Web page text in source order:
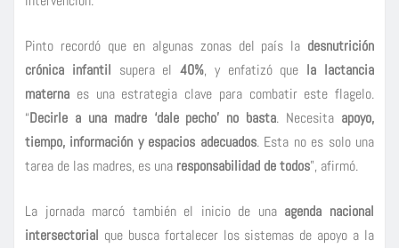
Pinto recordó que en algunas zonas del país la desnutrición
crónica infantil supera el40%, y enfatizó que la lactancia
materna es una estrategia clave para combatir este flagelo.
“Decirle a una madre ‘dale pecho’ no basta. Necesita apoyo,
tiempo, información y espacios adecuados. Esta no es solo una
tarea de las madres, es una responsabilidad de todos”, afirmó.
La jornada marcó también el inicio de una agenda nacional
intersectorial que busca fortalecer los sistemas de apoyo a la